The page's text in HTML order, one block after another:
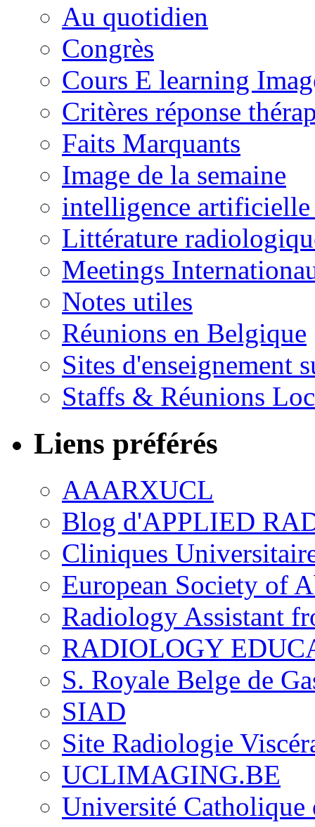
Au quotidien
Congrès
Cours E learning
Critères réponse
Faits Marquants
Image de la semaine
intelligence
Littérature
Meetings
Notes utiles
Réunions en Belgique
Sites d'enseignement
Staffs & Réunions
Liens préférés
AAARXUCL
Blog d'APPLIED
Cliniques
European Society of
Radiology Assistant
RADIOLOGY
S. Royale Belge de
SIAD
Site Radiologie
UCLIMAGING.BE
Université Catholique